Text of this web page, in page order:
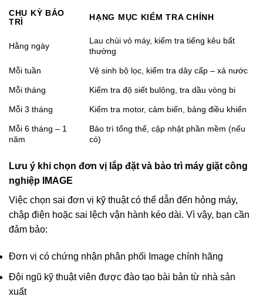
CHU KỲ BẢO
TRÌ
HẠNG MỤC KIỂM TRA CHÍNH
Hằng ngày
Lau chùi vỏ máy, kiểm tra tiếng kêu bất
thường
Mỗi tuần Vệ sinh bộ lọc, kiểm tra dây cấp – xả nước
Mỗi tháng Kiểm tra độ siết bulông, tra dầu vòng bi
Mỗi 3 tháng Kiểm tra motor, cảm biến, bảng điều khiển
Mỗi 6 tháng – 1
năm
Bảo trì tổng thể, cập nhật phần mềm (nếu
có)
Lưu ý khi chọn đơn vị lắp đặt và bảo trì máy giặt công
nghiệp IMAGE
Việc chọn sai đơn vị kỹ thuật có thể dẫn đến hỏng máy,
chập điện hoặc sai lệch vận hành kéo dài. Vì vậy, bạn cần
đảm bảo:
Đơn vị có chứng nhận phân phối Image chính hãng
Đội ngũ kỹ thuật viên được đào tạo bài bản từ nhà sản
xuất